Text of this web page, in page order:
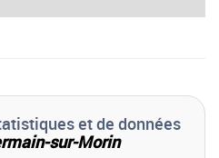
et de données
sur-Morin